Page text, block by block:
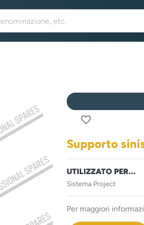
favorite_border
Supporto
UTILIZZATO PER...
Sistema Project
Per maggiori